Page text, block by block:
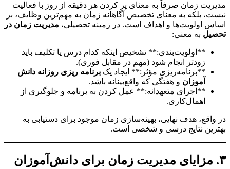
زمان صرفاً به معنای پر کردن هر دقیقه از روز با فعالیت
بلکه به معنای تخصیص آگاهانه زمان به مهم‌ترین وظایف، بر
اولویت‌ها و اهداف است. در زمینه تحصیلی،مدیریت زمان در
به معنی:
**اولویت‌بندی:** تشخیص اینکه کدام درس یا تکلیف باید
زودتر انجام شود (مهم در مقابل فوری).
**برنامه‌ریزی مؤثر:** ایجاد یکبرنامه ریزی روزانه دانش
آموزانو هفتگی که واقع‌بینانه باشد.
**اجرای متعهدانه:** عمل کردن به برنامه و جلوگیری از
اهمال‌کاری.
هدف نهایی، بهینه‌سازی زمان موجود برای دستیابی به
نتایج درسی و شخصی است.